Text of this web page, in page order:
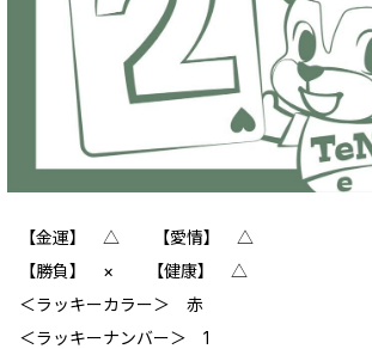
【金運】 △ 【愛情】 △
【勝負】 × 【健康】 △
＜ラッキーカラー＞ 赤
＜ラッキーナンバー＞ 1